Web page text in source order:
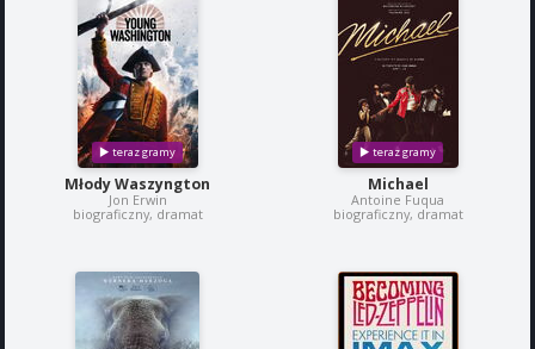
Młody Waszyngton
Jon Erwin
biograficzny, dramat
Michael
Antoine Fuqua
biograficzny, dramat